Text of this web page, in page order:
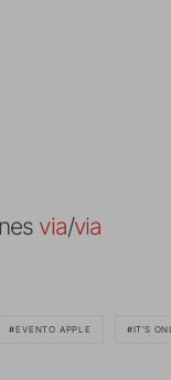
via/via
EVENTO APPLE IT’S